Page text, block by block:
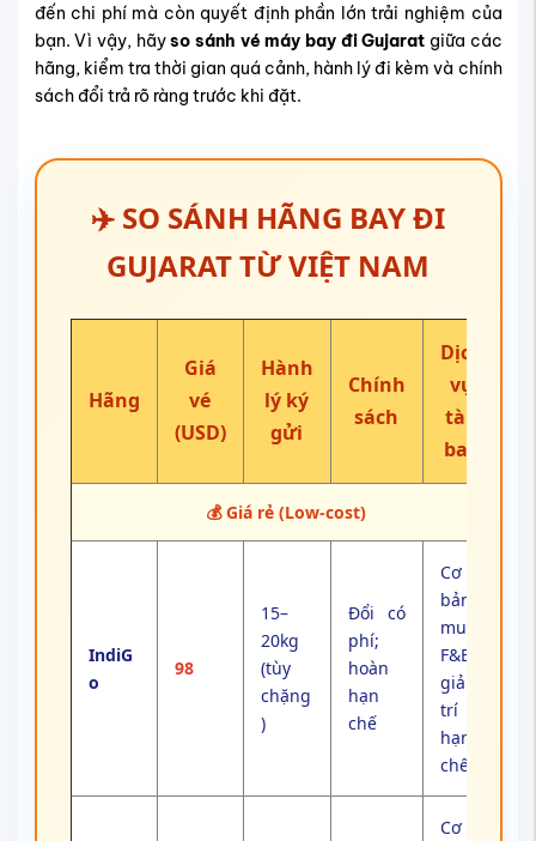
đến chi phí mà còn quyết định phần lớn trải nghiệm của
bạn. Vì vậy, hãyso sánh vé máy bay đi Gujarat giữa các
hãng, kiểm tra thời gian quá cảnh, hành lý đi kèm và chính
sách đổi trả rõ ràng trước khi đặt.
✈️ SO SÁNH HÃNG BAY ĐI
GUJARAT TỪ VIỆT NAM
Hãng
Giá
vé
(USD)
Hành
lý ký
gửi
Chính
sách
Dịch
vụ
tàu
bay
💰 Giá rẻ (Low-cost)
IndiG
o
98
15–
20kg
(tùy
chặng
)
Đổi có
phí;
hoàn
hạn
chế
Cơ
bản;
mua
F&B;
giải
trí
hạn
chế
Cơ